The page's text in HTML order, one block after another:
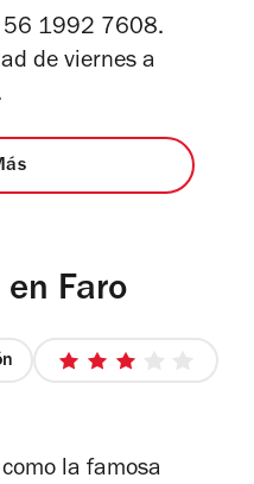
56 1992 7608.
de viernes a
Faro
3
estrellas
la famosa